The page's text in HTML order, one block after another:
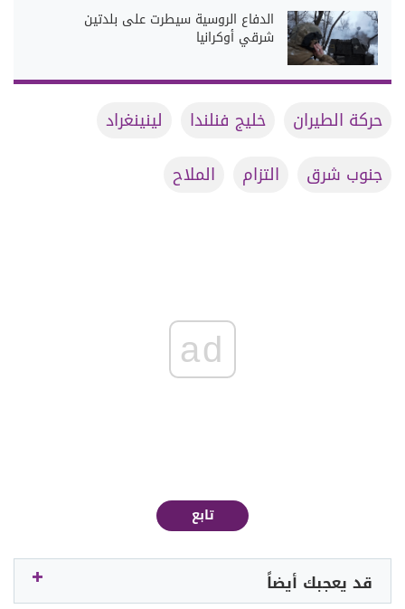
الدفاع الروسية سيطرت على بلدتين
شرقي أوكرانيا
حركة الطيران خليج فنلندا
لينينغراد
جنوب شرق
التزام الملاح
ad
تابع
قد يعجبك أيضاً